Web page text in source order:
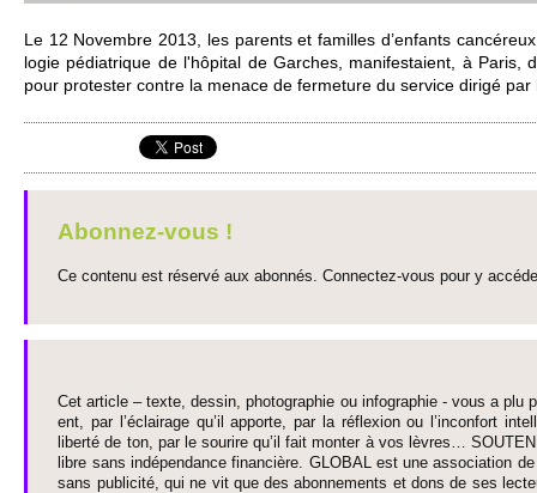
Le 12 Nove­mbre 2013, les parents et fami­lles d’enfants
logie pédiatrique de l'hôpital de Garches, manifestaient, à Paris,
pour pro­te­ster contre la menace de fermeture du se­rvice dirigé
Abonnez-vous !
Ce contenu est réservé aux abonnés. Connectez-vous pour y
Cet article – texte, dessin, photographie ou infographie - vous a plu
ent, par l’éclairage qu’il appo­rte, par la réflexion ou l’inconfort
liberté de ton, par le so­urire qu’il fait monter à vos lèvres…
libre sans indépendance financière. GLOBAL est une asso­ci­ation
sans publi­cité, qui ne vit que des abonne­ments et dons de ses